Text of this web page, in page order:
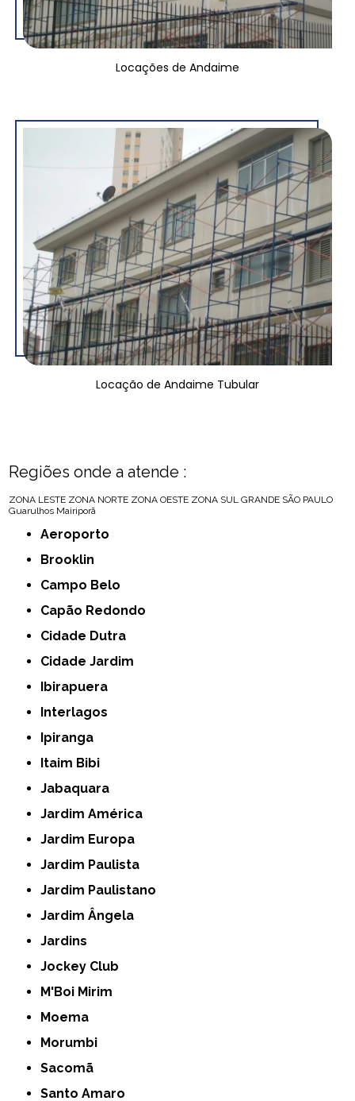
Locações de Andaime
Locação de Andaime Tubular
Regiões onde a atende :
ZONA LESTE ZONA NORTE ZONA OESTE ZONA SUL GRANDE SÃO PAULO
Guarulhos Mairiporã
Aeroporto
Brooklin
Campo Belo
Capão Redondo
Cidade Dutra
Cidade Jardim
Ibirapuera
Interlagos
Ipiranga
Itaim Bibi
Jabaquara
Jardim América
Jardim Europa
Jardim Paulista
Jardim Paulistano
Jardim Ângela
Jardins
Jockey Club
M'Boi Mirim
Moema
Morumbi
Sacomã
Santo Amaro